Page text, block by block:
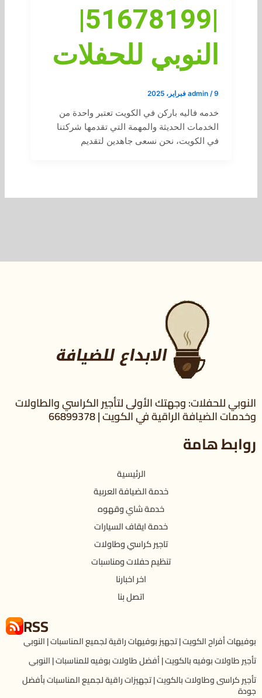
|51678199|
النوبي للحفلات
admin /9 فبراير، 2025
خدمه فاليه باركن في الكويت تعتبر واحدة من
الخدمات الحديثة والمهمة التي تقدمها شركتنا
في الكويت، نحن نسعى جاهدين لتقديم
النوبي للحفلات: وجهتك الأولى لتأجير الكراسي والطاولات
وخدمات الضيافة الراقية في الكويت | 66899378
روابط هامة
الرئيسية
خدمة الضيافة العربية
خدمة شاي وقهوه
خدمة ايقاف السيارات
تاجير كراسي وطاولات
تنظيم حفلات ومناسبات
اخر اخبارنا
اتصل بنا
RSS
بوفيهات أفراح الكويت | تجهيز بوفيهات راقية لجميع المناسبات | النوبي
تأجير طاولات بوفيه بالكويت | أفضل طاولات بوفيه للمناسبات | النوبي
تأجير كراسى وطاولات بالكويت | تجهيزات راقية لجميع المناسبات بأفضل
جودة